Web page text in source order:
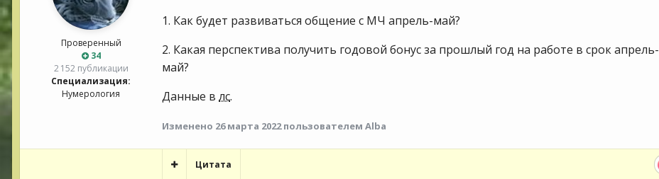
Проверенный
34
2 152 публикации
Специализация:
Нумерология
1. Как будет развиваться общение с МЧ апрель-май?
2. Какая перспектива получить годовой бонус за прошлый год на работе в срок апрель-
май?
Данные в лс.
Изменено 26 марта 2022пользователем Alba
Цитата